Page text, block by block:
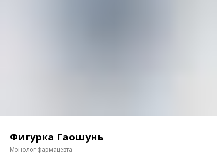
Фигурка Гаошунь
Монолог фармацевта